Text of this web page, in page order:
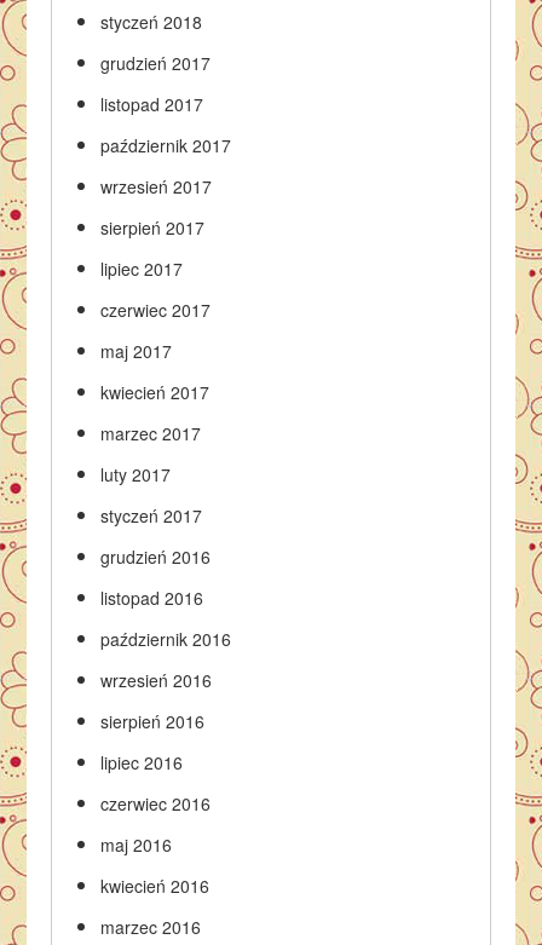
styczeń 2018
grudzień 2017
listopad 2017
październik 2017
wrzesień 2017
sierpień 2017
lipiec 2017
czerwiec 2017
maj 2017
kwiecień 2017
marzec 2017
luty 2017
styczeń 2017
grudzień 2016
listopad 2016
październik 2016
wrzesień 2016
sierpień 2016
lipiec 2016
czerwiec 2016
maj 2016
kwiecień 2016
marzec 2016